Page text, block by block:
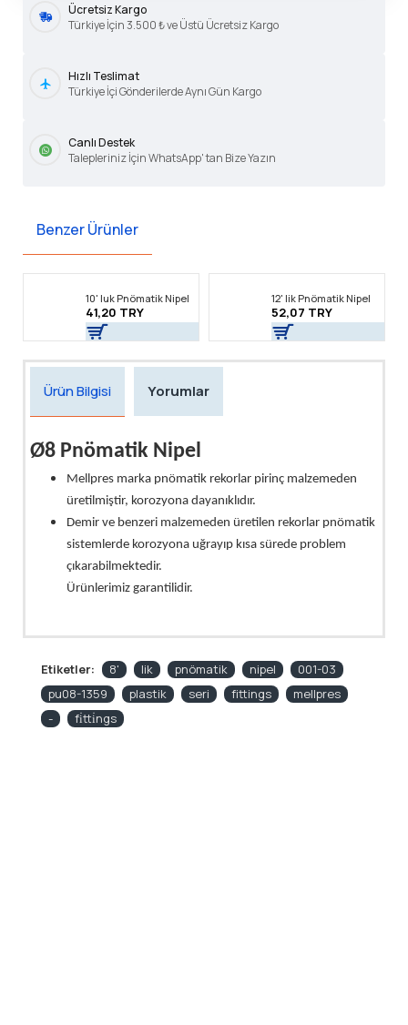
Ücretsiz Kargo
Türkiye İçin 3.500 ₺ ve Üstü Ücretsiz Kargo
Hızlı Teslimat
Türkiye İçi Gönderilerde Aynı Gün Kargo
Canlı Destek
Talepleriniz İçin WhatsApp' tan Bize Yazın
Benzer Ürünler
10' luk Pnömatik Nipel
41,20 TRY
12' lik Pnömatik Nipel
52,07 TRY
Ürün Bilgisi Yorumlar
Ø8 Pnömatik Nipel
Mellpres marka pnömatik rekorlar pirinç malzemeden
üretilmiştir, korozyona dayanıklıdır.
Demir ve benzeri malzemeden üretilen rekorlar pnömatik
sistemlerde korozyona uğrayıp kısa sürede problem
çıkarabilmektedir.
Ürünlerimiz garantilidir.
Etiketler: 8' lik pnömatik nipel
001-03
pu08-1359
plastik seri fittings
mellpres
-
fi̇tti̇ngs